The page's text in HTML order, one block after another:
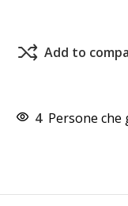
Add to
4 Persone